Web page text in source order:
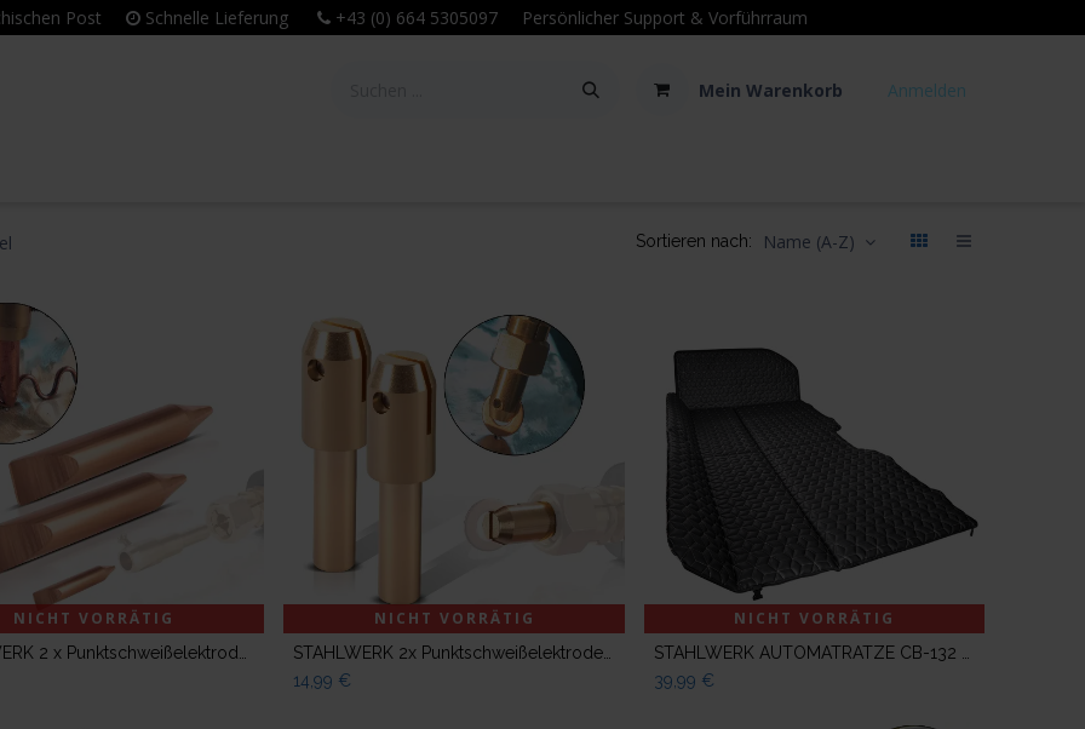
Post Schnelle Lieferung +43 (0) 664 5305097 Persönlicher Support & Vorführraum
Mein Warenkorb Anmelden
Sortieren nach: Name (A-Z)
NICHT VORRÄTIG NICHT VORRÄTIG
14,99 €
NICHT VORRÄTIG
39,99 €